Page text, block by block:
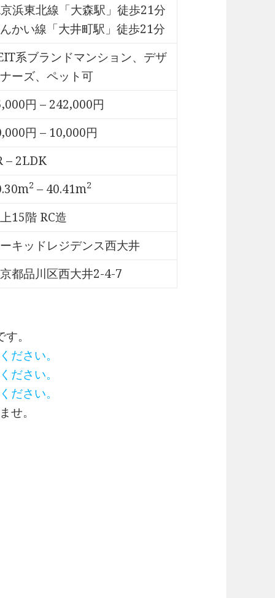
浜東北線「大森駅」徒歩21分
かい線「大井町駅」徒歩21分
系ブランドマンション、デザ
ーズ、ペット可
円 – 242,000円
円 – 10,000円
– 2LDK
2 – 40.41m2
15階 RC造
キッドレジデンス西大井
都品川区西大井2-4-7
。
ださい。
ださい。
ださい。
せ。